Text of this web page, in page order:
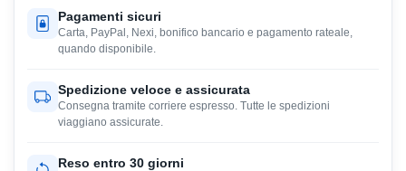
Pagamenti sicuri
Carta, PayPal, Nexi, bonifico bancario e pagamento rateale,
quando disponibile.
Spedizione veloce e assicurata
Consegna tramite corriere espresso. Tutte le spedizioni
viaggiano assicurate.
Reso entro 30 giorni